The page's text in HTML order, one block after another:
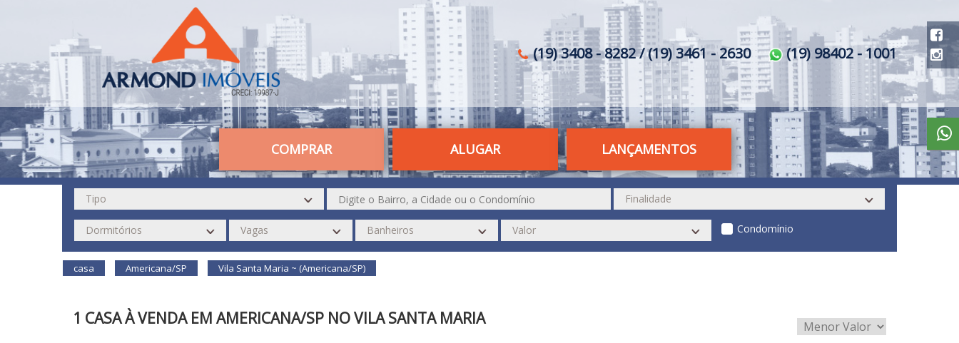
(19) 3408 - 8282 / (19) 3461 - 2630 (19) 98402 - 1001
COMPRAR ALUGAR LANÇAMENTOS
Condomínio
casa Americana/SP Vila Santa Maria ~ (Americana/SP)
1 CASA À VENDA EM AMERICANA/SP NO VILA SANTA MARIA